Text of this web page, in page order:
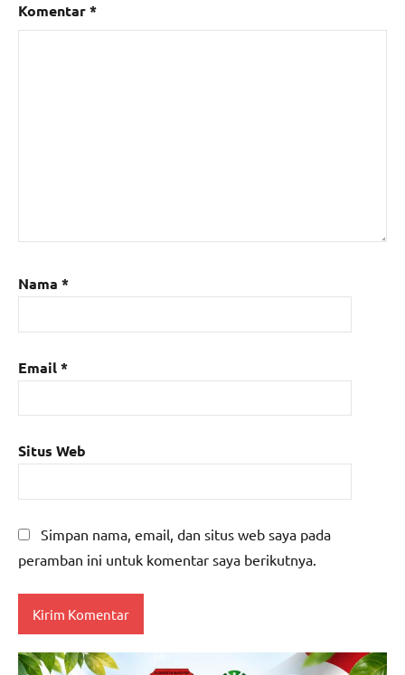
Komentar*
Nama *
Email*
Situs Web
Simpan nama, email, dan situs web saya pada
peramban ini untuk komentar saya berikutnya.